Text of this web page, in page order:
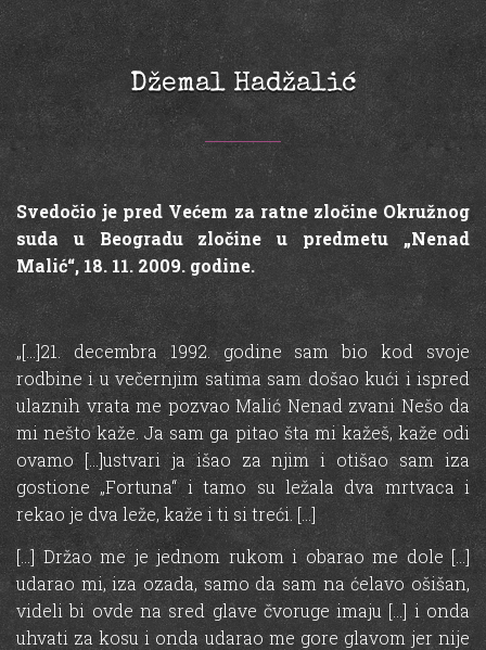
Džemal Hadžalić
Svedočio je pred Većem za ratne zločine Okružnog
suda u Beogradu zločine u predmetu „Nenad
Malić“, 18. 11. 2009. godine.
„[…]21. decembra 1992. godine sam bio kod svoje
rodbine i u večernjim satima sam došao kući i ispred
ulaznih vrata me pozvao Malić Nenad zvani Nešo da
mi nešto kaže. Ja sam ga pitao šta mi kažeš, kaže odi
ovamo […]ustvari ja išao za njim i otišao sam iza
gostione „Fortuna“ i tamo su ležala dva mrtvaca i
rekao je dva leže, kaže i ti si treći. […]
[…] Držao me je jednom rukom i obarao me dole […]
udarao mi, iza ozada, samo da sam na ćelavo ošišan,
videli bi ovde na sred glave čvoruge imaju […] i onda
uhvati za kosu i onda udarao me gore glavom jer nije